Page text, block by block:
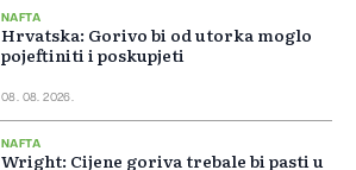
NAFTA
Hrvatska: Gorivo bi od utorka moglo
pojeftiniti i poskupjeti
08. 08. 2026.
NAFTA
Wright: Cijene goriva trebale bi pasti u